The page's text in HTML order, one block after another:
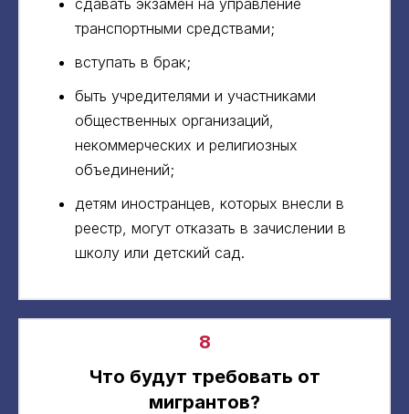
транспортными средствами;
вступать в брак;
быть учредителями и участниками
общественных организаций,
некоммерческих и религиозных
объединений;
детям иностранцев, которых внесли в
реестр, могут отказать в зачислении в
школу или детский сад.
8
Что будут требовать от
мигрантов?